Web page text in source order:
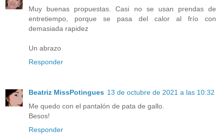
Muy buenas propuestas. Casi no se usan prendas de
entretiempo, porque se pasa del calor al frío con
demasiada rapidez
Un abrazo
Responder
Beatriz MissPotingues 13 de octubre de 2021 a las 10:32
Me quedo con el pantalón de pata de gallo.
Besos!
Responder